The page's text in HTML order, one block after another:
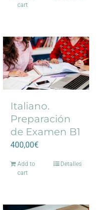
cart
Italiano.
Preparación
de Examen B1
400,00€
Add to
cart
Detalles